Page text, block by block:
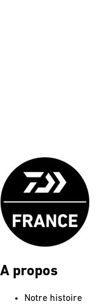
A propos
Notre histoire